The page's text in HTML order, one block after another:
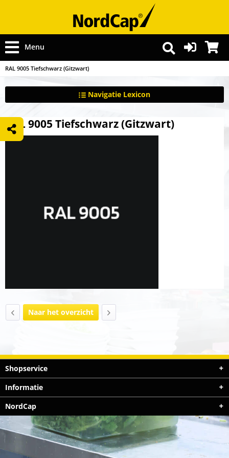
Menu
RAL 9005 Tiefschwarz (Gitzwart)
Navigatie Lexicon
RAL 9005 Tiefschwarz (Gitzwart)
Naar het overzicht
Shopservice
Informatie
NordCap